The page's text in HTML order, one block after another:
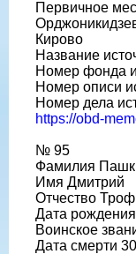
Первичное
Кирово
Название
Номер фонда
Номер описи
Номер дела
https://obd-
№ 95
Фамилия
Имя Дмитрий
Отчество
Дата
Воинское
Дата смерти